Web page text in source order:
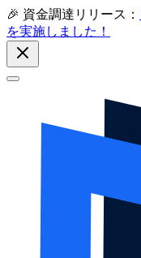
🎉 資金調達リリース：
を実施しました！